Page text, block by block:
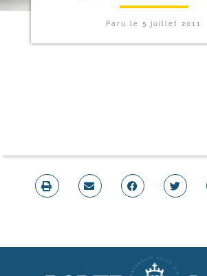
Paru le5 juillet 2011